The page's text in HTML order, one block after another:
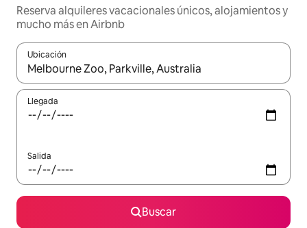
Reserva alquileres vacacionales únicos, alojamientos y
mucho más en Airbnb
Ubicación
Cuando los resultados estén disponibles, navega con las
Llegada
Salida
Buscar